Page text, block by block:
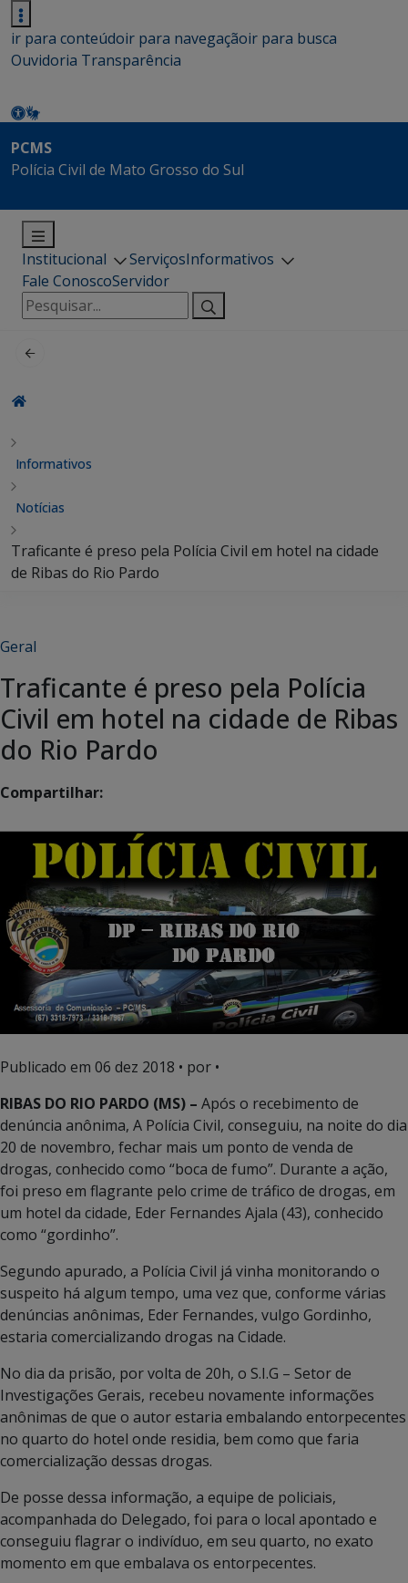
ir para conteúdoir para navegaçãoir para busca
Ouvidoria Transparência
PCMS
Polícia Civil de Mato Grosso do Sul
Institucional ServiçosInformativos
Fale ConoscoServidor
Pesquisar
por:
Informativos
Notícias
Traficante é preso pela Polícia Civil em hotel na cidade
de Ribas do Rio Pardo
Geral
Traficante é preso pela Polícia
Civil em hotel na cidade de Ribas
do Rio Pardo
Compartilhar:
Publicado em 06 dez 2018 • por •
RIBAS DO RIO PARDO (MS) – Após o recebimento de
denúncia anônima, A Polícia Civil, conseguiu, na noite do dia
20 de novembro, fechar mais um ponto de venda de
drogas, conhecido como “boca de fumo”. Durante a ação,
foi preso em flagrante pelo crime de tráfico de drogas, em
um hotel da cidade, Eder Fernandes Ajala (43), conhecido
como “gordinho”.
Segundo apurado, a Polícia Civil já vinha monitorando o
suspeito há algum tempo, uma vez que, conforme várias
denúncias anônimas, Eder Fernandes, vulgo Gordinho,
estaria comercializando drogas na Cidade.
No dia da prisão, por volta de 20h, o S.I.G – Setor de
Investigações Gerais, recebeu novamente informações
anônimas de que o autor estaria embalando entorpecentes
no quarto do hotel onde residia, bem como que faria
comercialização dessas drogas.
De posse dessa informação, a equipe de policiais,
acompanhada do Delegado, foi para o local apontado e
conseguiu flagrar o indivíduo, em seu quarto, no exato
momento em que embalava os entorpecentes.